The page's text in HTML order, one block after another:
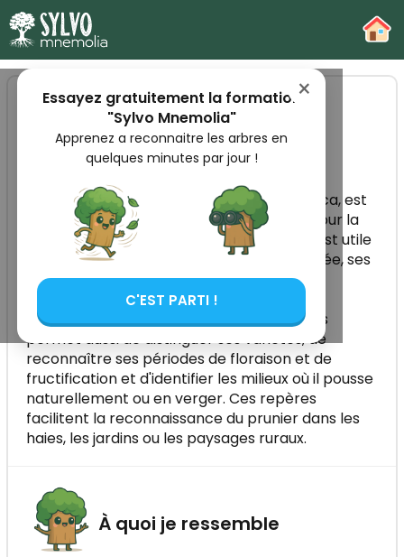
Reconnaître le prunier
domestique
Le prunier domestique, ou Prunus domestica, est
un petit arbre fruitier largement cultivé pour la
diversité de ses prunes. Pour l'identifier, il est utile
d'observer son écorce gris-pourpre fissurée, ses
feuilles dentelées et la floraison blanche
abondante qui apparaît avant le
feuillage.Comprendre ses caractéristiques
permet aussi de distinguer ses variétés, de
reconnaître ses périodes de floraison et de
fructification et d'identifier les milieux où il pousse
naturellement ou en verger. Ces repères
facilitent la reconnaissance du prunier dans les
haies, les jardins ou les paysages ruraux.
À quoi je ressemble
×
Essayez gratuitement la formation
"Sylvo Mnemolia"
Apprenez a reconnaitre les arbres en
quelques minutes par jour !
C'EST PARTI !